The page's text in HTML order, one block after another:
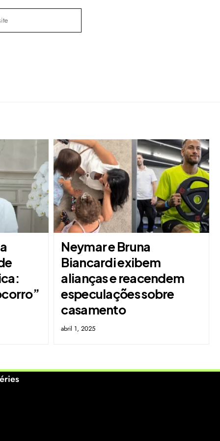
Neymar e Bruna
Biancardi exibem
alianças e reacendem
especulações sobre
casamento
abril 1, 2025